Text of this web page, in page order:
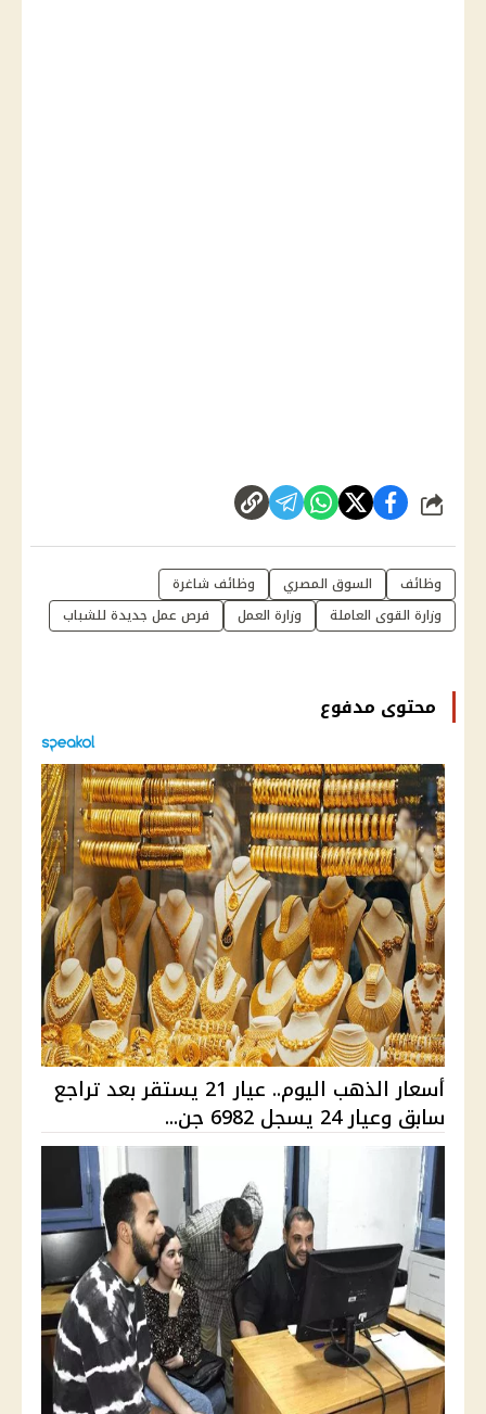
شارك
وظائف السوق المصري
وظائف شاغرة
وزارة القوى العاملة
وزارة العمل فرص عمل جديدة للشباب
محتوى مدفوع
أسعار الذهب اليوم.. عيار 21 يستقر بعد تراجع
سابق وعيار 24 يسجل 6982 جن...